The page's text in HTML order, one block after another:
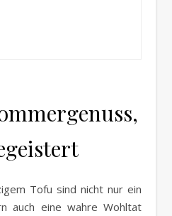
Tofu sind nicht nur ein
auch eine wahre Wohltat